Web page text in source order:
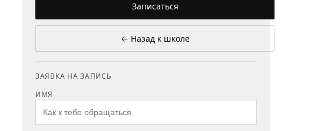
Записаться
← Назад к школе
ЗАЯВКА НА ЗАПИСЬ
ИМЯ